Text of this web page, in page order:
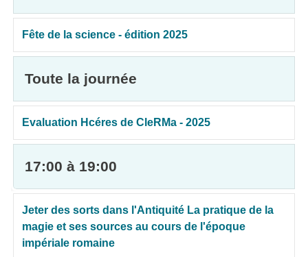
Fête de la science - édition 2025
Toute la journée
Evaluation Hcéres de CleRMa - 2025
17:00 à 19:00
Jeter des sorts dans l'Antiquité La pratique de la
magie et ses sources au cours de l'époque
impériale romaine